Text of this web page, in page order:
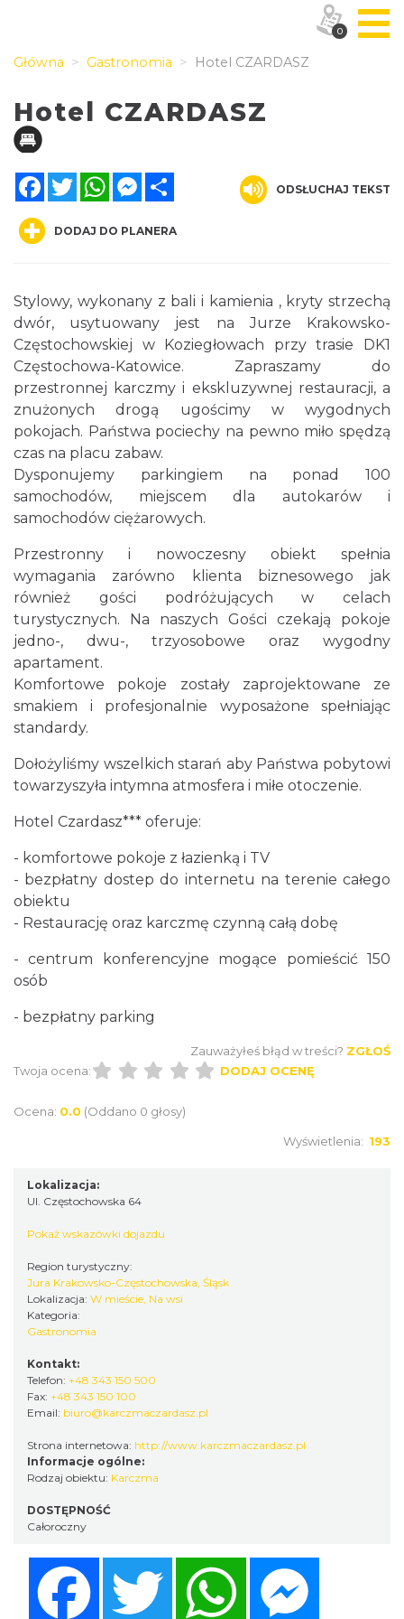
Główna Gastronomia Hotel CZARDASZ
Hotel CZARDASZ
FacebookTwitterWhatsAppMessenger
ODSŁUCHAJ TEKST
DODAJ DO PLANERA
Stylowy, wykonany z bali i kamienia , kryty strzechą
dwór, usytuowany jest na Jurze Krakowsko-
Częstochowskiej w Koziegłowach przy trasie DK1
Częstochowa-Katowice. Zapraszamy do
przestronnej karczmy i ekskluzywnej restauracji, a
znużonych drogą ugościmy w wygodnych
pokojach. Państwa pociechy na pewno miło spędzą
czas na placu zabaw.
Dysponujemy parkingiem na ponad 100
samochodów, miejscem dla autokarów i
samochodów ciężarowych.
Przestronny i nowoczesny obiekt spełnia
wymagania zarówno klienta biznesowego jak
również gości podróżujących w celach
turystycznych. Na naszych Gości czekają pokoje
jedno-, dwu-, trzyosobowe oraz wygodny
apartament.
Komfortowe pokoje zostały zaprojektowane ze
smakiem i profesjonalnie wyposażone spełniając
standardy.
Dołożyliśmy wszelkich starań aby Państwa pobytowi
towarzyszyła intymna atmosfera i miłe otoczenie.
Hotel Czardasz*** oferuje:
- komfortowe pokoje z łazienką i TV
- bezpłatny dostep do internetu na terenie całego
obiektu
- Restaurację oraz karczmę czynną całą dobę
- centrum konferencyjne mogące pomieścić 150
osób
- bezpłatny parking
Zauważyłeś błąd w treści? ZGŁOŚ
Twoja ocena:
DODAJ OCENĘ
Ocena: 0.0 (Oddano 0 głosy)
Wyświetlenia: 193
Lokalizacja:
Ul. Częstochowska 64
Pokaż wskazówki dojazdu
Region turystyczny:
Jura Krakowsko-Częstochowska, Śląsk
Lokalizacja: W mieście, Na wsi
Kategoria:
Gastronomia
Kontakt:
Telefon: +48 343 150 500
Fax: +48 343 150 100
Email: biuro@karczmaczardasz.pl
Strona internetowa: http://www.karczmaczardasz.pl
Informacje ogólne:
Rodzaj obiektu: Karczma
DOSTĘPNOŚĆ
Całoroczny
Twitter WhatsApp
0